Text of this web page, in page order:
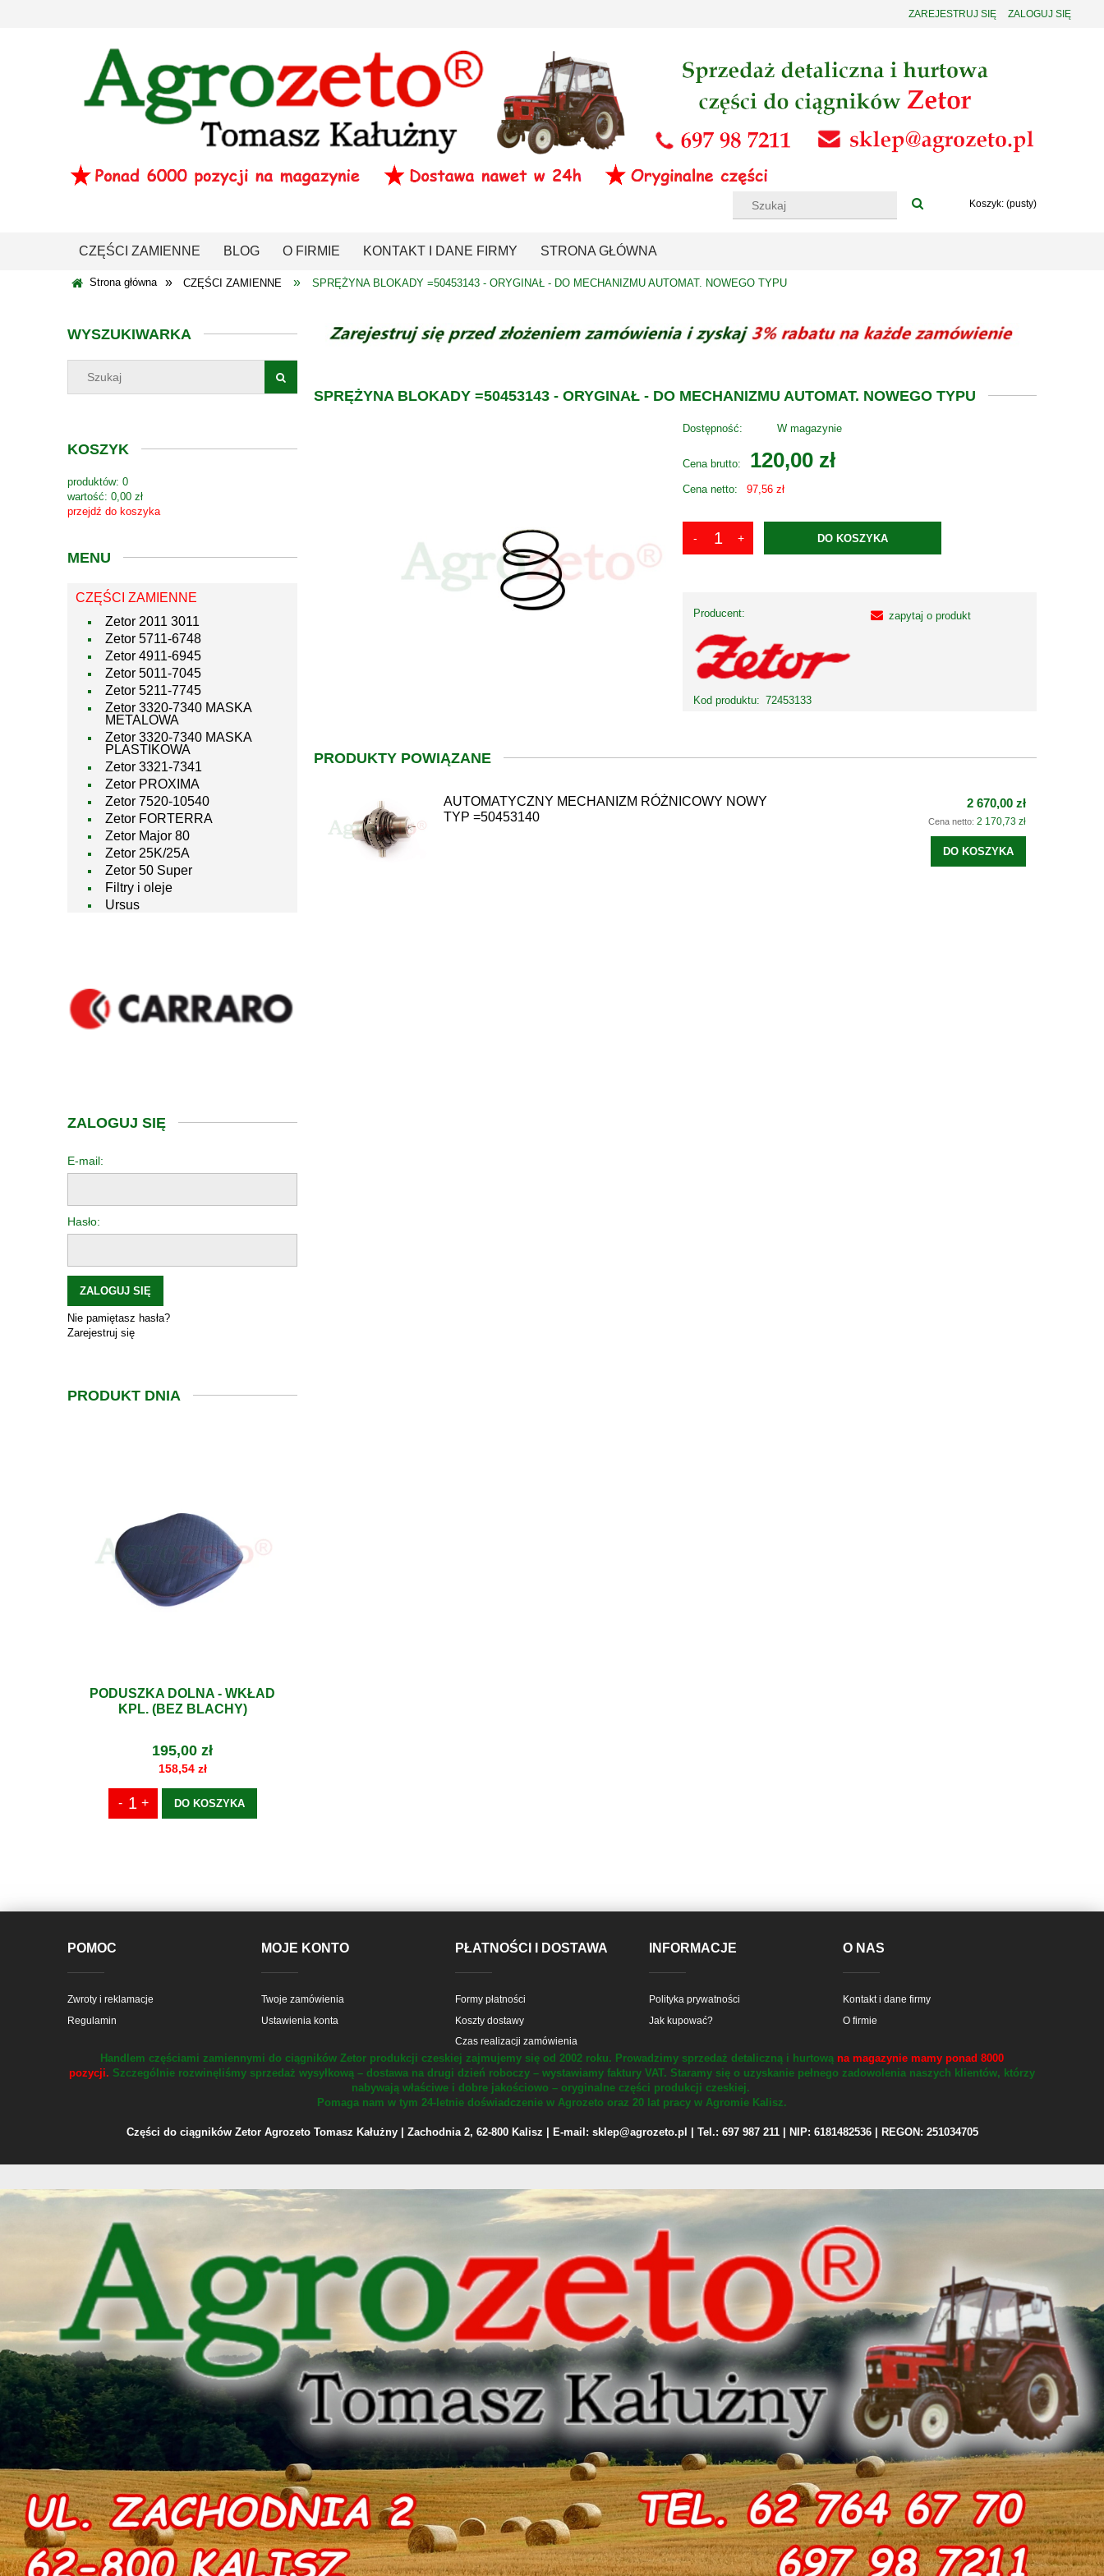
ZAREJESTRUJ SIĘ ZALOGUJ SIĘ
Koszyk: (pusty)
CZĘŚCI ZAMIENNE BLOG O FIRMIE KONTAKT I DANE FIRMY STRONA GŁÓWNA
Strona główna » CZĘŚCI ZAMIENNE » SPRĘŻYNA BLOKADY =50453143 - ORYGINAŁ - DO MECHANIZMU AUTOMAT. NOWEGO TYPU
WYSZUKIWARKA
KOSZYK
produktów: 0
wartość: 0,00 zł
przejdź do koszyka
MENU
CZĘŚCI ZAMIENNE
Zetor 2011 3011
Zetor 5711-6748
Zetor 4911-6945
Zetor 5011-7045
Zetor 5211-7745
Zetor 3320-7340 MASKA
METALOWA
Zetor 3320-7340 MASKA
PLASTIKOWA
Zetor 3321-7341
Zetor PROXIMA
Zetor 7520-10540
Zetor FORTERRA
Zetor Major 80
Zetor 25K/25A
Zetor 50 Super
Filtry i oleje
Ursus
ZALOGUJ SIĘ
E-mail:
Hasło:
ZALOGUJ SIĘ
Nie pamiętasz hasła?
Zarejestruj się
PRODUKT DNIA
PODUSZKA DOLNA - WKŁAD
KPL. (BEZ BLACHY)
195,00 zł
158,54 zł
DO KOSZYKA
SPRĘŻYNA BLOKADY =50453143 - ORYGINAŁ - DO MECHANIZMU AUTOMAT. NOWEGO TYPU
Dostępność: W magazynie
Cena brutto: 120,00 zł
Cena netto: 97,56 zł
DO KOSZYKA
Producent:
Kod produktu: 72453133
zapytaj o produkt
PRODUKTY POWIĄZANE
AUTOMATYCZNY MECHANIZM RÓŻNICOWY NOWY
TYP =50453140
2 670,00 zł
Cena netto: 2 170,73 zł
DO KOSZYKA
POMOC
Zwroty i reklamacje
Regulamin
MOJE KONTO
Twoje zamówienia
Ustawienia konta
PŁATNOŚCI I DOSTAWA
Formy płatności
Koszty dostawy
Czas realizacji zamówienia
INFORMACJE
Polityka prywatności
Jak kupować?
O NAS
Kontakt i dane firmy
O firmie
Handlem częściami zamiennymi do ciągników Zetor produkcji czeskiej zajmujemy się od 2002 roku. Prowadzimy sprzedaż detaliczną i hurtową na magazynie mamy ponad 8000
pozycji. Szczególnie rozwinęliśmy sprzedaż wysyłkową – dostawa na drugi dzień roboczy – wystawiamy faktury VAT. Staramy się o uzyskanie pełnego zadowolenia naszych klientów, którzy
nabywają właściwe i dobre jakościowo – oryginalne części produkcji czeskiej.
Pomaga nam w tym 24-letnie doświadczenie w Agrozeto oraz 20 lat pracy w Agromie Kalisz.
Części do ciągników Zetor Agrozeto Tomasz Kałużny | Zachodnia 2, 62-800 Kalisz | E-mail: sklep@agrozeto.pl | Tel.: 697 987 211 | NIP: 6181482536 | REGON: 251034705